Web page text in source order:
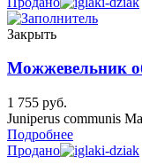
Закрыть
Можжевельник
1 755 руб.
Juniperus communis
Подробнее
Продано